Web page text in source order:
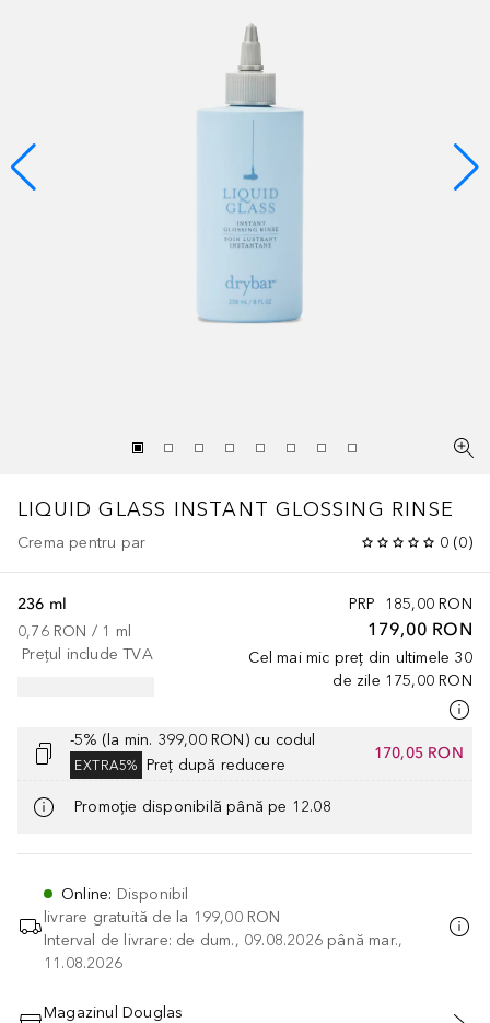
LIQUID GLASS INSTANT GLOSSING RINSE
Crema pentru par 0 (0)
PRP 185,00 RON
179,00 RON
Cel mai mic preț din ultimele 30
de zile 175,00 RON
236 ml
0,76 RON / 1 ml
Prețul include TVA
-5% (la min. 399,00 RON) cu codul
EXTRA5% Preț după reducere
170,05 RON
Promoție disponibilă până pe 12.08
Online: Disponibil
livrare gratuită de la 199,00 RON
Interval de livrare: de dum., 09.08.2026 până mar.,
11.08.2026
Magazinul Douglas